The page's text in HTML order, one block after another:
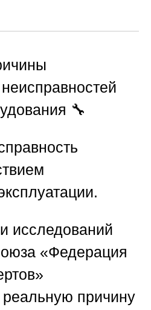
🔧
исследований
«Федерация
причину